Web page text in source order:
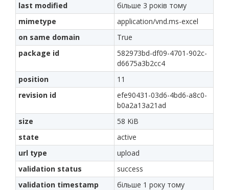
last modified
більше 3 років тому
mimetype
application/vnd.ms-excel
on same domain
True
package id
582973bd-df09-4701-902c-
d6675a3b2cc4
position
11
revision id
efe90431-03d6-4bd6-a8c0-
b0a2a13a21ad
size
58 KiB
state
active
url type
upload
validation status
success
validation timestamp
більше 1 року тому